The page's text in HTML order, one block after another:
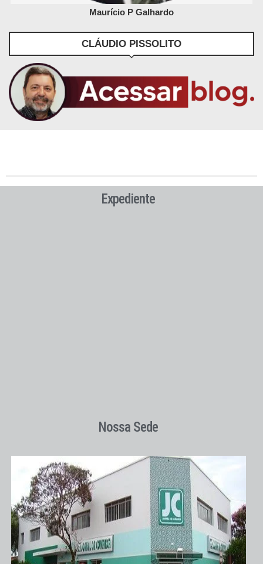
Maurício P Galhardo
CLÁUDIO PISSOLITO
Expediente
Nossa Sede